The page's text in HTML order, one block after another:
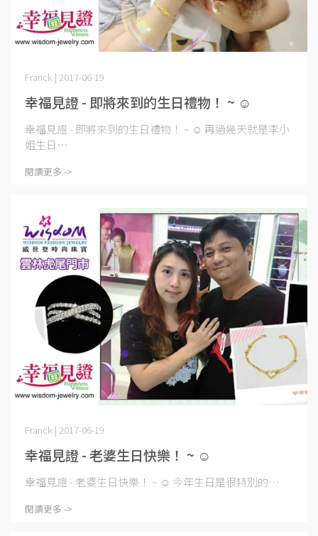
幸福見證 - 即將來到的生日禮物！ ~ ☺
Franck | 2017-06-19
幸福見證 - 即將來到的生日禮物！ ~ ☺ 再過幾天就是李小
姐生日⋯
閱讀更多 ->
幸福見證 - 老婆生日快樂！ ~ ☺
Franck | 2017-06-19
幸福見證 - 老婆生日快樂！ ~ ☺ 今年生日是很特別的⋯
閱讀更多 ->